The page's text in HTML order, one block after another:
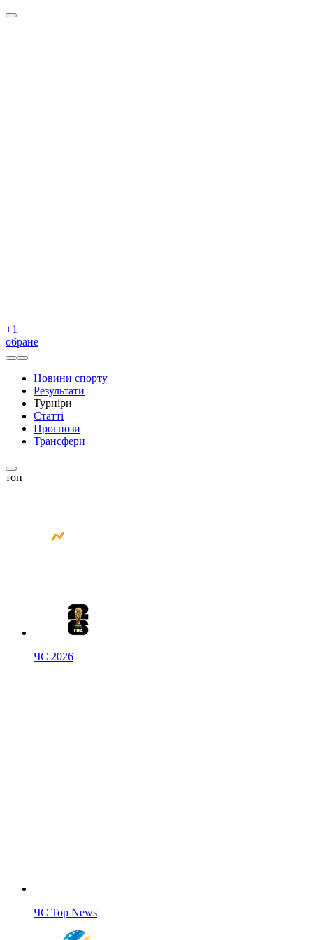
+1
обране
Новини спорту
Результати
Турніри
Статті
Прогнози
Трансфери
топ
ЧС 2026
ЧС Top News